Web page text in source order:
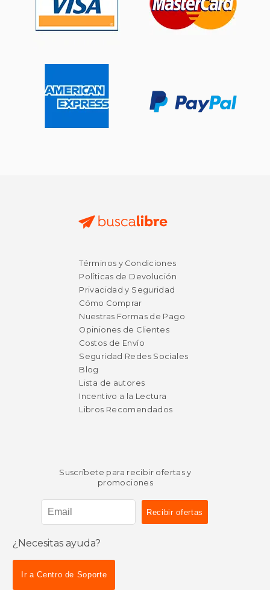
Términos y Condiciones
Políticas de Devolución
Privacidad y Seguridad
Cómo Comprar
Nuestras Formas de Pago
Opiniones de Clientes
Costos de Envío
Seguridad Redes Sociales
Blog
Lista de autores
Incentivo a la Lectura
Libros Recomendados
Suscríbete para recibir ofertas y
promociones
¿Necesitas ayuda?
Ir a Centro de Soporte